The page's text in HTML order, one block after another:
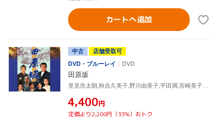
カートへ追加
中古
店舗受取可
DVD・ブルーレイ
DVD
田原坂
里見浩太朗,秋吉久美子,野川由美子,平田満,宮崎美子,杉山義法,石原純一,斎藤武市
¥4,400円
定価より2,200円（33%）おトク